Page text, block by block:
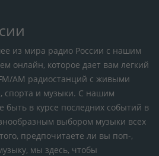
из мира радио России с нашим
онлайн, которое дает вам легкий
AM радиостанций с живыми
спорта и музыки. С нашим
в курсе последних событий в
выбором музыки всех
предпочитаете ли вы поп-,
мы здесь, чтобы